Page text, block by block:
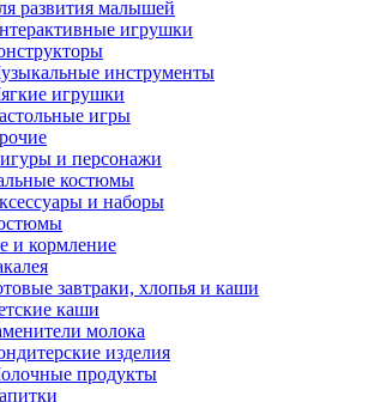
развития малышей
игрушки
инструменты
игрушки
игры
и персонажи
костюмы
и наборы
и кормление
завтраки, хлопья и каши
каши
молока
изделия
продукты